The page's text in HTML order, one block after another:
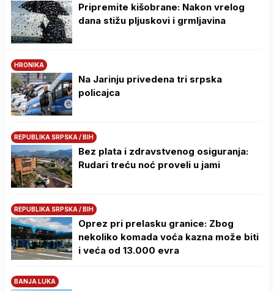
Pripremite kišobrane: Nakon vrelog
dana stižu pljuskovi i grmljavina
HRONIKA
Na Јarinju privedena tri srpska
policajca
REPUBLIKA SRPSKA / BIH
Bez plata i zdravstvenog osiguranja:
Rudari treću noć proveli u jami
REPUBLIKA SRPSKA / BIH
Oprez pri prelasku granice: Zbog
nekoliko komada voća kazna može biti
i veća od 13.000 evra
BANJA LUKA